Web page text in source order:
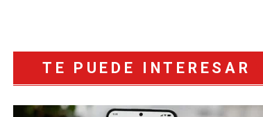
TE PUEDE INTERESAR